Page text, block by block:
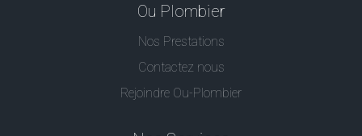
Ou Plombier
Nos Prestations
Contactez nous
Rejoindre Ou-Plombier